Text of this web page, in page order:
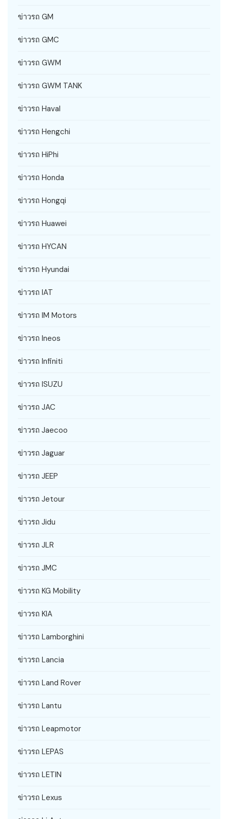
ข่าวรถ GM
ข่าวรถ GMC
ข่าวรถ GWM
ข่าวรถ GWM TANK
ข่าวรถ Haval
ข่าวรถ Hengchi
ข่าวรถ HiPhi
ข่าวรถ Honda
ข่าวรถ Hongqi
ข่าวรถ Huawei
ข่าวรถ HYCAN
ข่าวรถ Hyundai
ข่าวรถ IAT
ข่าวรถ IM Motors
ข่าวรถ Ineos
ข่าวรถ Infiniti
ข่าวรถ ISUZU
ข่าวรถ JAC
ข่าวรถ Jaecoo
ข่าวรถ Jaguar
ข่าวรถ JEEP
ข่าวรถ Jetour
ข่าวรถ Jidu
ข่าวรถ JLR
ข่าวรถ JMC
ข่าวรถ KG Mobility
ข่าวรถ KIA
ข่าวรถ Lamborghini
ข่าวรถ Lancia
ข่าวรถ Land Rover
ข่าวรถ Lantu
ข่าวรถ Leapmotor
ข่าวรถ LEPAS
ข่าวรถ LETIN
ข่าวรถ Lexus